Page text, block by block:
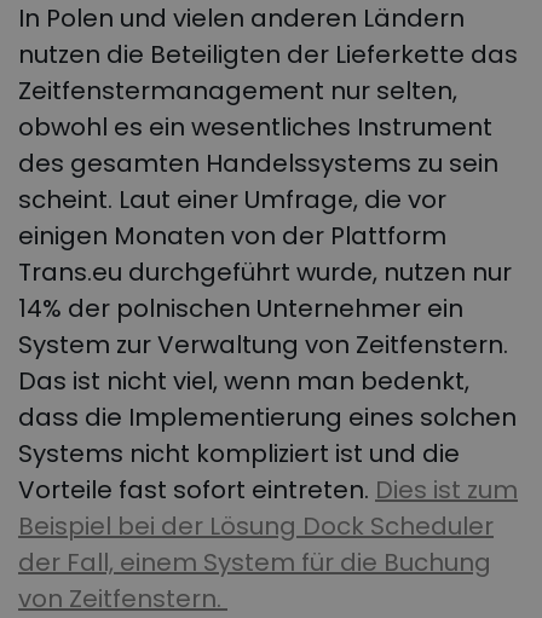
In Polen und vielen anderen Ländern
nutzen die Beteiligten der Lieferkette das
Zeitfenstermanagement nur selten,
obwohl es ein wesentliches Instrument
des gesamten Handelssystems zu sein
scheint. Laut einer Umfrage, die vor
einigen Monaten von der Plattform
Trans.eu durchgeführt wurde, nutzen nur
14% der polnischen Unternehmer ein
System zur Verwaltung von Zeitfenstern.
Das ist nicht viel, wenn man bedenkt,
dass die Implementierung eines solchen
Systems nicht kompliziert ist und die
Vorteile fast sofort eintreten. Dies ist zum
Beispiel bei der Lösung Dock Scheduler
der Fall, einem System für die Buchung
von Zeitfenstern.